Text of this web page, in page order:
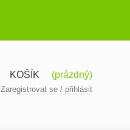
KOŠÍK (prázdný)
Zaregistrovat se / přihlásit